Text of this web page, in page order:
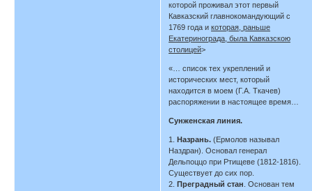
которой проживал этот первый
Кавказский главнокомандующий с
1769 года икоторая, раньше
Екатеринограда, была Кавказскою
столицей>
«… список тех укреплений и
исторических мест, который
находится в моем (Г.А. Ткачев)
распоряжении в настоящее время…
Сунженская линия.
1. Назрань. (Ермолов называл
Наздран). Основал генерал
Дельпоццо при Ртищеве (1812-1816).
Существует до сих пор.
2.
Преградный стан . Основан тем